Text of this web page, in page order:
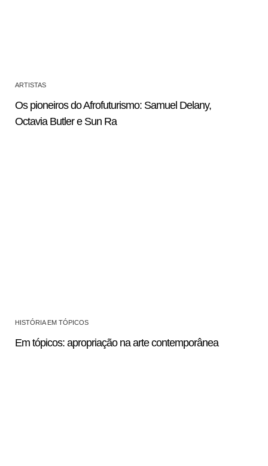
ARTISTAS
Os pioneiros do Afrofuturismo: Samuel Delany,
Octavia Butler e Sun Ra
HISTÓRIA EM TÓPICOS
Em tópicos: apropriação na arte contemporânea